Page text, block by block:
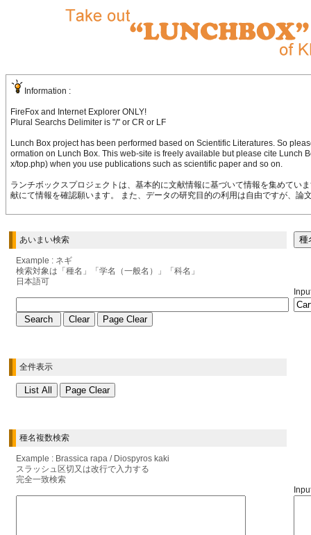
Information :
FireFox and Internet Explorer ONLY!
Plural Searchs Delimiter is "/" or CR or LF
Lunch Box project has been performed based on Scientific Literatures. So
ormation on Lunch Box. This web-site is freely available but please cite Lunch
x/top.php) when you use publications such as scientific paper and so on.
ランチボックスプロジェクトは、基本的に文献情報に基づいて情報を集めてい
献にて情報を確認願います。 また、データの研究目的の利用は自由ですが、論
あいまい検索
Example : ネギ
検索対象は「種名」「学名（一般名）」「科名」
日本語可
全件表示
種名複数検索
Example : Brassica rapa / Diospyros kaki
スラッシュ区切又は改行で入力する
完全一致検索